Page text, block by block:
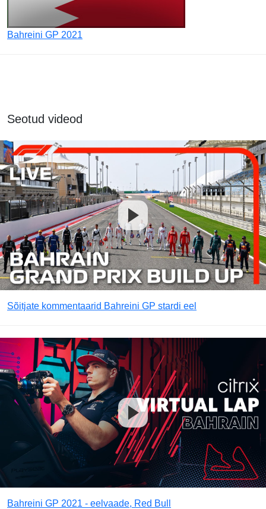
Bahreini GP 2021
Seotud videod
Sõitjate kommentaarid Bahreini GP stardi eel
Bahreini GP 2021 - eelvaade, Red Bull